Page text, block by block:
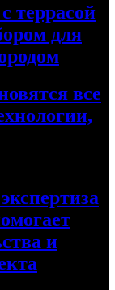
террасой
для
все
и